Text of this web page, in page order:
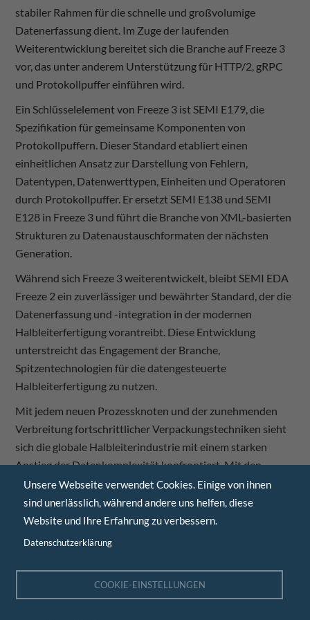
stabiler Rahmen für die schnelle und großvolumige
Datenerfassung dient. Im Zuge der laufenden
Weiterentwicklung bereitet sich die Branche auf Freeze 3
vor, das unter anderem Unterstützung für HTTP/2, gRPC
und Protokollpuffer einführen wird.
Ein Schlüsselelement von Freeze 3 ist SEMI E179, die
Spezifikation für gemeinsame Komponenten von
Protokollpuffern. Dieser Standard etabliert einen
einheitlichen Ansatz zur Darstellung von Fehlern,
Datentypen, Datenwerttypen, Einheiten und Operatoren
durch Protokollpuffer. Er ersetzt SEMI E138 und SEMI
E128 in Freeze 3 und führt die Branche von XML-basierten
Strukturen zu Datenaustauschformaten der nächsten
Generation.
Während sich Freeze 3 weiterentwickelt, bleibt SEMI EDA
Freeze 2 ein zuverlässiger und bewährter Standard, der die
Datenerfassung und -integration in der modernen
Halbleiterfertigung vorantreibt. Diese Entwicklung
unterstreicht das Engagement der Branche,
Spitzentechnologien für die datengesteuerte
Halbleiterfertigung zu nutzen.
Mit jedem neuen Prozessknoten und der zunehmenden
Verbreitung fortschrittlicher Verpackungstechniken sieht
sich die globale Halbleiterindustrie mit einem starken
Anstieg der Datenkomplexität konfrontiert. Mit den
kommenden Freeze 3-Erweiterungen wie HTTP/2, gRPC
und Protokollpuffern sind die SEMI EDA-Standards in der
Lage, diesen steigenden Datenbedarf effizienter zu
bewältigen. Durch die Verbesserung des Datendurchsatzes
KI-basierten Lösungen ermöglichen diese Standards
Echtzeit-Prozessoptimierung, vorausschauende Wartung
Unsere Webseite verwendet Cookies. Einige von ihnen
sind unerlässlich, während andere uns helfen, diese
Website und Ihre Erfahrung zu verbessern.
Datenschutzerklärung
COOKIE-EINSTELLUNGEN